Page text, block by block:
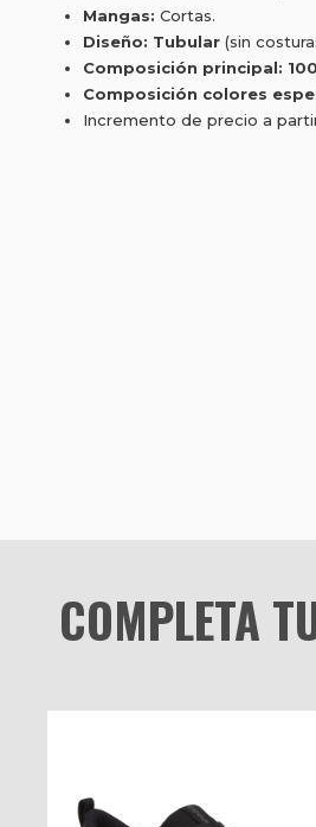
Mangas: Cortas.
Diseño: Tubular (sin
Composición principal:
Composición colores
Incremento de precio a
COMPLETA